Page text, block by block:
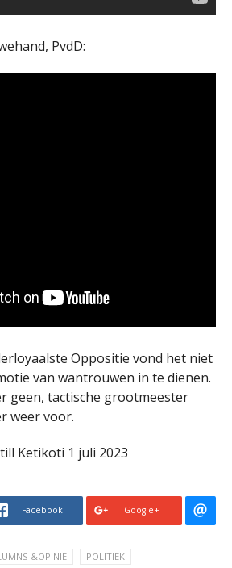
PvdD:
Oppositie vond het niet
van wantrouwen in te dienen.
geen, tactische grootmeester
weer voor.
Ketikoti 1 juli 2023
Facebook Google+
&OPINIE POLITIEK